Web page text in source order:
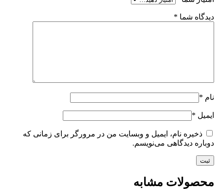
دیدگاه شما *
نام *
ایمیل *
ذخیره نام، ایمیل و وبسایت من در مرورگر برای زمانی که
دوباره دیدگاهی می‌نویسم.
محصولات مشابه